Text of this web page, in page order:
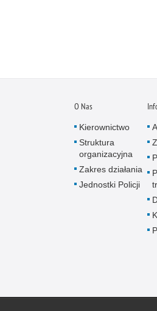
O Nas
Kierownictwo
Struktura
organizacyjna
Zakres działania
Jednostki Policji